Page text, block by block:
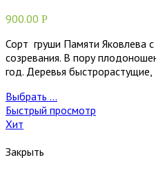
900.00 Р
Сорт груши Памяти Яковлева
созревания. В пору
год. Деревья быстрорастущие,
Выбрать ...
Быстрый просмотр
Хит
Закрыть